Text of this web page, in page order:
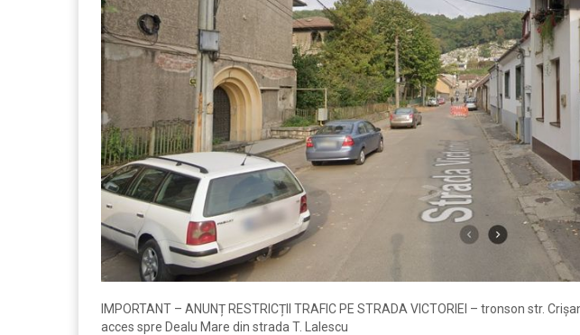
IMPORTANT – ANUNȚ RESTRICȚII TRAFIC PE STRADA VICTORIEI – tronson str.
acces spre Dealu Mare din strada T. Lalescu